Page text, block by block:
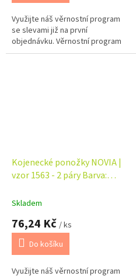
Využijte náš věrnostní program
se slevami již na první
objednávku. Věrnostní program
Kojenecké ponožky NOVIA |
vzor 1563 - 2 páry Barva:
Skladem
76,24 Kč / ks
Do košíku
Využijte náš věrnostní program